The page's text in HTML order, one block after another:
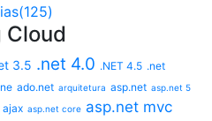
Cloud
3.5 .net 4.0 .NET 4.5 .net
ado.net arquitetura asp.net asp.net 5
ajax asp.net core asp.net mvc